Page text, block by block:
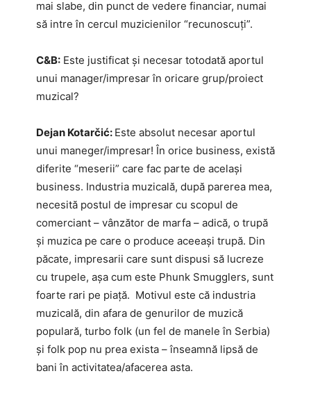
mai slabe, din punct de vedere financiar, numai
să intre în cercul muzicienilor “recunoscuți”.
C&B: Este justificat și necesar totodată aportul
unui manager/impresar în oricare grup/proiect
muzical?
Dejan Kotarčić: Este absolut necesar aportul
unui maneger/impresar! În orice business, există
diferite “meserii” care fac parte de același
business. Industria muzicală, după parerea mea,
necesită postul de impresar cu scopul de
comerciant – vânzător de marfa – adică, o trupă
și muzica pe care o produce aceeași trupă. Din
păcate, impresarii care sunt dispusi să lucreze
cu trupele, așa cum este Phunk Smugglers, sunt
foarte rari pe piață. Motivul este că industria
muzicală, din afara de genurilor de muzică
populară, turbo folk (un fel de manele în Serbia)
și folk pop nu prea exista – înseamnă lipsă de
bani în activitatea/afacerea asta.